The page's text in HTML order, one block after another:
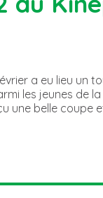
a eu lieu un
les jeunes de
une belle coupe